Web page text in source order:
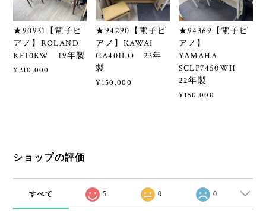
★90931【電子ピ
アノ】ROLAND
KF10KW 19年製
¥210,000
★94290【電子ピ
アノ】KAWAI
CA401LO 23年
製
¥150,000
★94369【電子ピ
アノ】
YAMAHA
SCLP7450WH
22年製
¥150,000
ショップの評価
すべて 5 0 0